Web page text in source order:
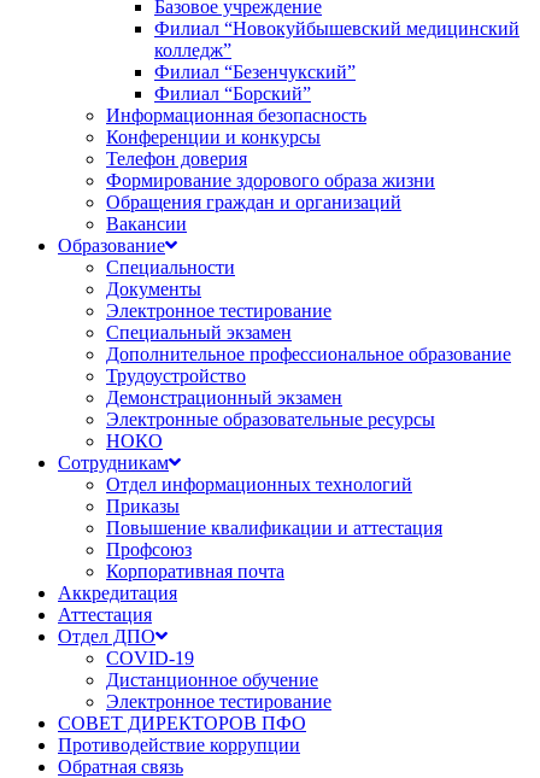
Базовое учреждение
Филиал “Новокуйбышевский медицинский
колледж”
Филиал “Безенчукский”
Филиал “Борский”
Информационная безопасность
Конференции и конкурсы
Телефон доверия
Формирование здорового образа жизни
Обращения граждан и организаций
Вакансии
Образование
Специальности
Документы
Электронное тестирование
Специальный экзамен
Дополнительное профессиональное образование
Трудоустройство
Демонстрационный экзамен
Электронные образовательные ресурсы
НОКО
Сотрудникам
Отдел информационных технологий
Приказы
Повышение квалификации и аттестация
Профсоюз
Корпоративная почта
Аккредитация
Аттестация
Отдел ДПО
COVID-19
Дистанционное обучение
Электронное тестирование
СОВЕТ ДИРЕКТОРОВ ПФО
Противодействие коррупции
Обратная связь